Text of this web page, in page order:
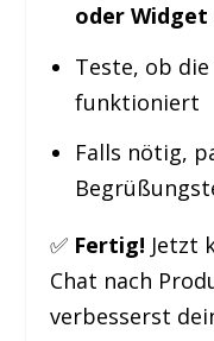
oder Widget
Teste, ob
funktioniert
Falls nötig,
✅ Fertig! Jetzt
Chat nach
verbesserst